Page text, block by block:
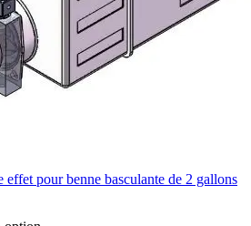
pour benne basculante de 2 gallons